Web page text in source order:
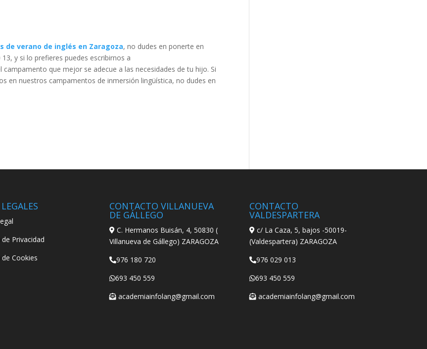
de verano de inglés en Zaragoza, no dudes en ponerte en
y si lo prefieres puedes escribirnos a
que mejor se adecue a las necesidades de tu hijo. Si
en nuestros campamentos de inmersión lingüística, no dudes en
Privacidad
Cookies
CONTACTO VILLANUEVA
DE GÁLLEGO
C. Hermanos Buisán, 4, 50830 (
Villanueva de Gállego) ZARAGOZA
976 180 720
693 450 559
academiainfolang@gmail.com
CONTACTO
VALDESPARTERA
c/ La Caza, 5, bajos -50019-
(Valdespartera) ZARAGOZA
976 029 013
693 450 559
academiainfolang@gmail.com